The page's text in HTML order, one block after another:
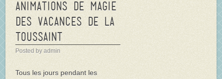
animations de magie
des vacances de la
TOUSSAINT
Posted by admin
Tous les jours pendant les